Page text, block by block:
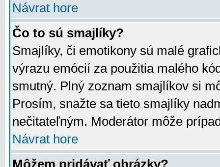
Návrat hore
Čo to sú smajlíky?
Smajlíky, či emotikony sú malé
výrazu emócií za použitia malého
smutný. Plný zoznam smajlíkov si
Prosím, snažte sa tieto smajlíky
nečitateľným. Moderátor môže
Návrat hore
Môžem pridávať obrázky?